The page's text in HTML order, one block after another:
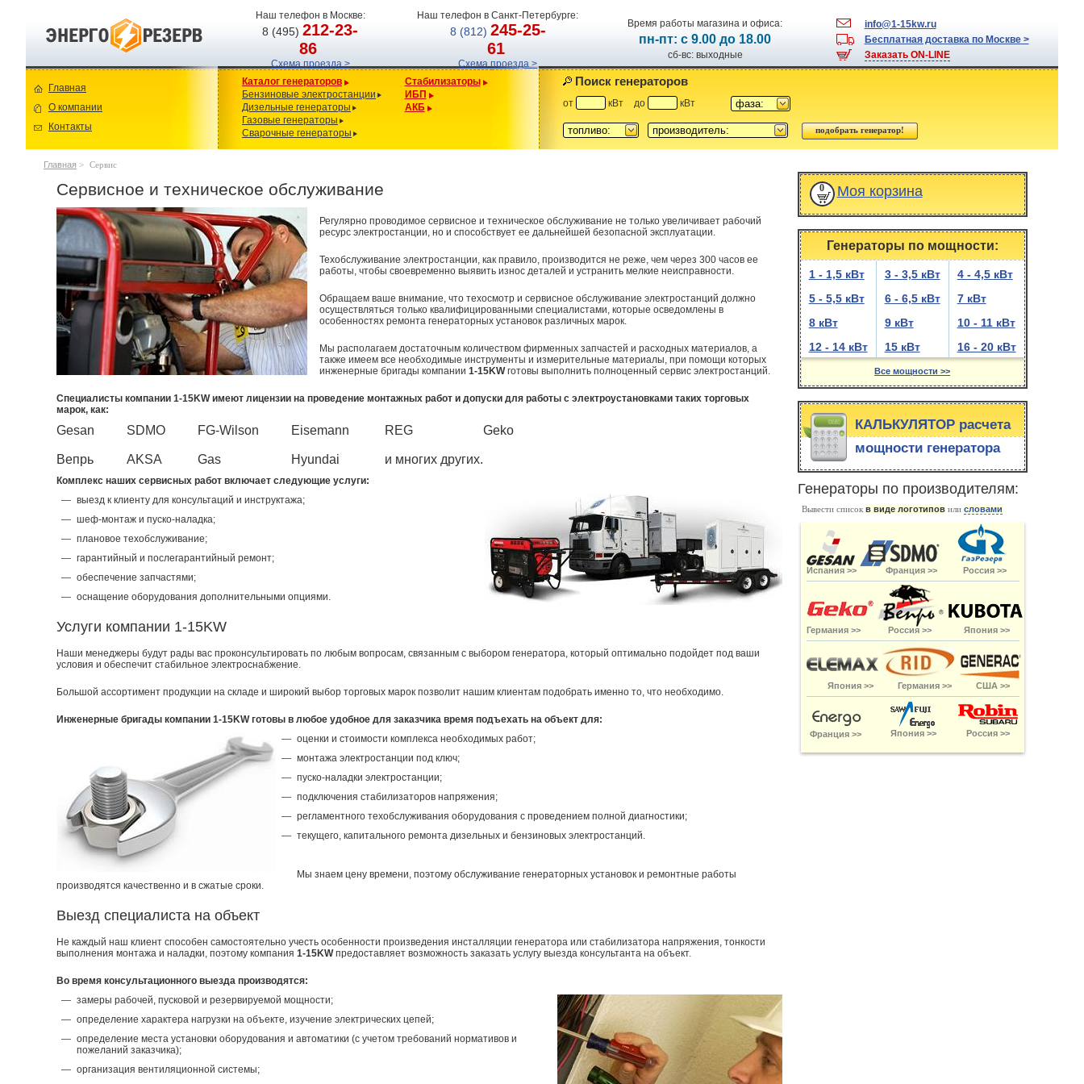
Наш телефон в Москве:
8 (495)212-23-
86
Схема проезда >
Наш телефон в Санкт-Петербурге:
8 (812) 245-25-
61
Схема проезда >
Время работы магазина и офиса:
пн-пт: с 9.00 до 18.00
сб-вс: выходные
info@1-15kw.ru
Бесплатная доставка по Москве >
Заказать ON-LINE
Главная
О компании
Контакты
Каталог генераторов
Бензиновые электростанции
Дизельные генераторы
Газовые генераторы
Сварочные генераторы
Стабилизаторы
ИБП
АКБ
Поиск генераторов
от кВт до кВт фаза:
топливо: производитель:
Главная > Сервис
Сервисное и техническое обслуживание
Регулярно проводимое сервисное и техническое обслуживание не только увеличивает рабочий
ресурс электростанции, но и способствует ее дальнейшей безопасной эксплуатации.
Техобслуживание электростанции, как правило, производится не реже, чем через 300 часов ее
работы, чтобы своевременно выявить износ деталей и устранить мелкие неисправности.
Обращаем ваше внимание, что техосмотр и сервисное обслуживание электростанций должно
осуществляться только квалифицированными специалистами, которые осведомлены в
особенностях ремонта генераторных установок различных марок.
Мы располагаем достаточным количеством фирменных запчастей и расходных материалов, а
также имеем все необходимые инструменты и измерительные материалы, при помощи которых
инженерные бригады компании1-15KWготовы выполнить полноценный сервис электростанций.
Специалисты компании 1-15KW имеют лицензии на проведение монтажных работ и допуски для работы с электроустановками таких торговых
марок, как:
Gesan SDMO FG-Wilson Eisemann REG Geko
Вепрь AKSA Gas Hyundai и многих других.
Комплекс наших сервисных работ включает следующие услуги:
выезд к клиенту для консультаций и инструктажа;
шеф-монтаж и пуско-наладка;
плановое техобслуживание;
гарантийный и послегарантийный ремонт;
обеспечение запчастями;
оснащение оборудования дополнительными опциями.
Услуги компании 1-15KW
Наши менеджеры будут рады вас проконсультировать по любым вопросам, связанным с выбором генератора, который оптимально подойдет под ваши
условия и обеспечит стабильное электроснабжение.
Большой ассортимент продукции на складе и широкий выбор торговых марок позволит нашим клиентам подобрать именно то, что необходимо.
Инженерные бригады компании 1-15KW готовы в любое удобное для заказчика время подъехать на объект для:
оценки и стоимости комплекса необходимых работ;
монтажа электростанции под ключ;
пуско-наладки электростанции;
подключения стабилизаторов напряжения;
регламентного техобслуживания оборудования с проведением полной диагностики;
текущего, капитального ремонта дизельных и бензиновых электростанций.
Мы знаем цену времени, поэтому обслуживание генераторных установок и ремонтные работы
производятся качественно и в сжатые сроки.
Выезд специалиста на объект
Не каждый наш клиент способен самостоятельно учесть особенности произведения инсталляции генератора или стабилизатора напряжения, тонкости
выполнения монтажа и наладки, поэтому компания1-15KWпредоставляет возможность заказать услугу выезда консультанта на объект.
Во время консультационного выезда производятся:
замеры рабочей, пусковой и резервируемой мощности;
определение характера нагрузки на объекте, изучение электрических цепей;
определение места установки оборудования и автоматики (с учетом требований нормативов и
пожеланий заказчика);
организация вентиляционной системы;
0 Моя корзина
Генераторы по мощности:
1 - 1,5 кВт 3 - 3,5 кВт
4 - 4,5 кВт
5 - 5,5 кВт
6 - 6,5 кВт
7 кВт
8 кВт
9 кВт
10 - 11 кВт
12 - 14 кВт
15 кВт 16 - 20 кВт
Все мощности >>
КАЛЬКУЛЯТОР расчета
мощности генератора
Генераторы по производителям:
Вывести список в виде логотиповили словами
Германия >>
Испания >> Франция >>
Германия >> Россия >> Япония >>
Япония >> США >>
Франция >> Япония >> Россия >>
Россия >>